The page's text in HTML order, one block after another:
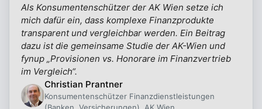
Als Konsumentenschützer der AK Wien setze ich
mich dafür ein, dass komplexe Finanzprodukte
transparent und vergleichbar werden. Ein Beitrag
dazu ist die gemeinsame Studie der AK-Wien und
fynup „Provisionen vs. Honorare im Finanzvertrieb
im Vergleich“.
Christian Prantner
Konsumentenschützer Finanzdienstleistungen